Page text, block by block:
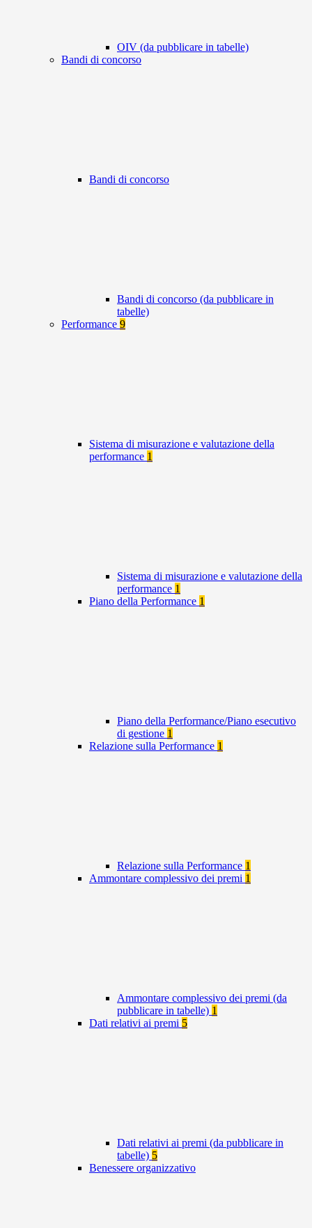
OIV (da pubblicare in tabelle)
Bandi di concorso
Bandi di concorso
Bandi di concorso (da pubblicare in
tabelle)
Performance 9
Sistema di misurazione e valutazione della
performance 1
Sistema di misurazione e valutazione della
performance 1
Piano della Performance 1
Piano della Performance/Piano esecutivo
di gestione 1
Relazione sulla Performance 1
Relazione sulla Performance 1
Ammontare complessivo dei premi 1
Ammontare complessivo dei premi (da
pubblicare in tabelle) 1
Dati relativi ai premi 5
Dati relativi ai premi (da pubblicare in
tabelle) 5
Benessere organizzativo